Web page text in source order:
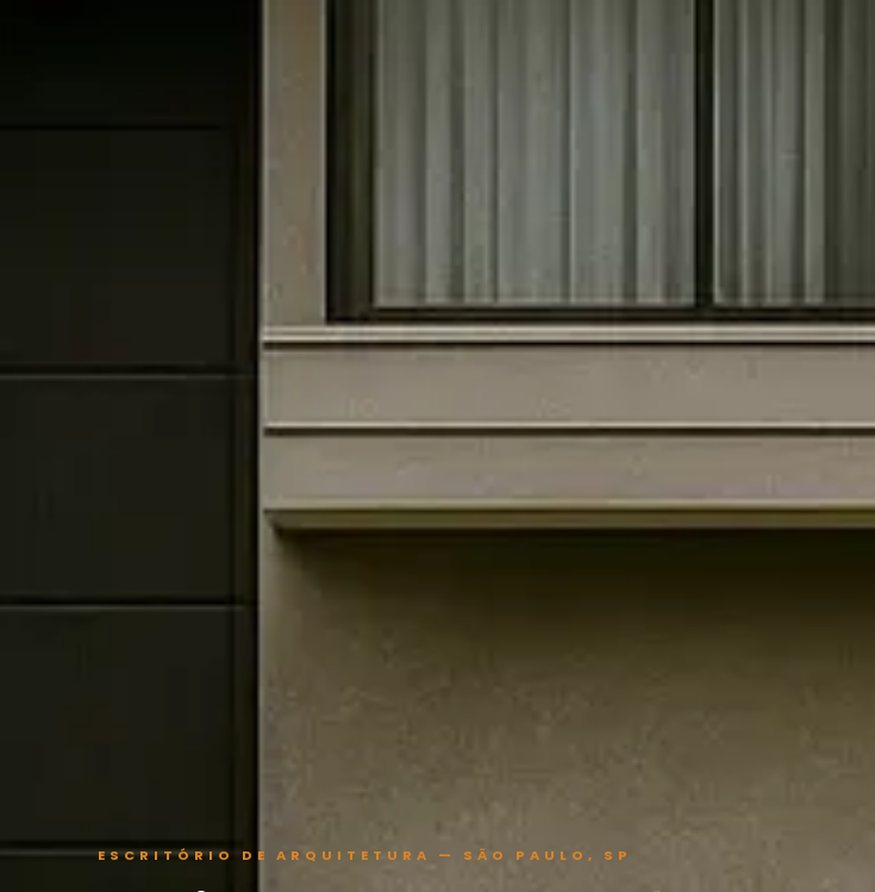
ESCRITÓRIO DE ARQUITETURA — SÃO PAULO, SP